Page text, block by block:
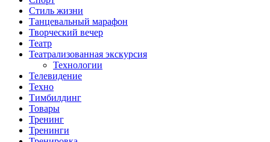
Стиль жизни
Танцевальный марафон
Творческий вечер
Театр
Театрализованная экскурсия
Технологии
Телевидение
Техно
Тимбилдинг
Товары
Тренинг
Тренинги